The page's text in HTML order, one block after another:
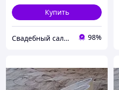
Купить
Свадебный салон "ПРИНЦЕССА" 98%